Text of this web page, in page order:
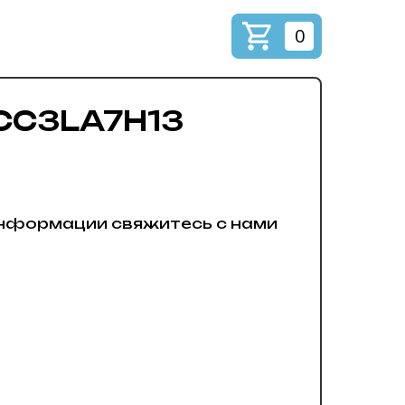
0
свяжитесь с нами